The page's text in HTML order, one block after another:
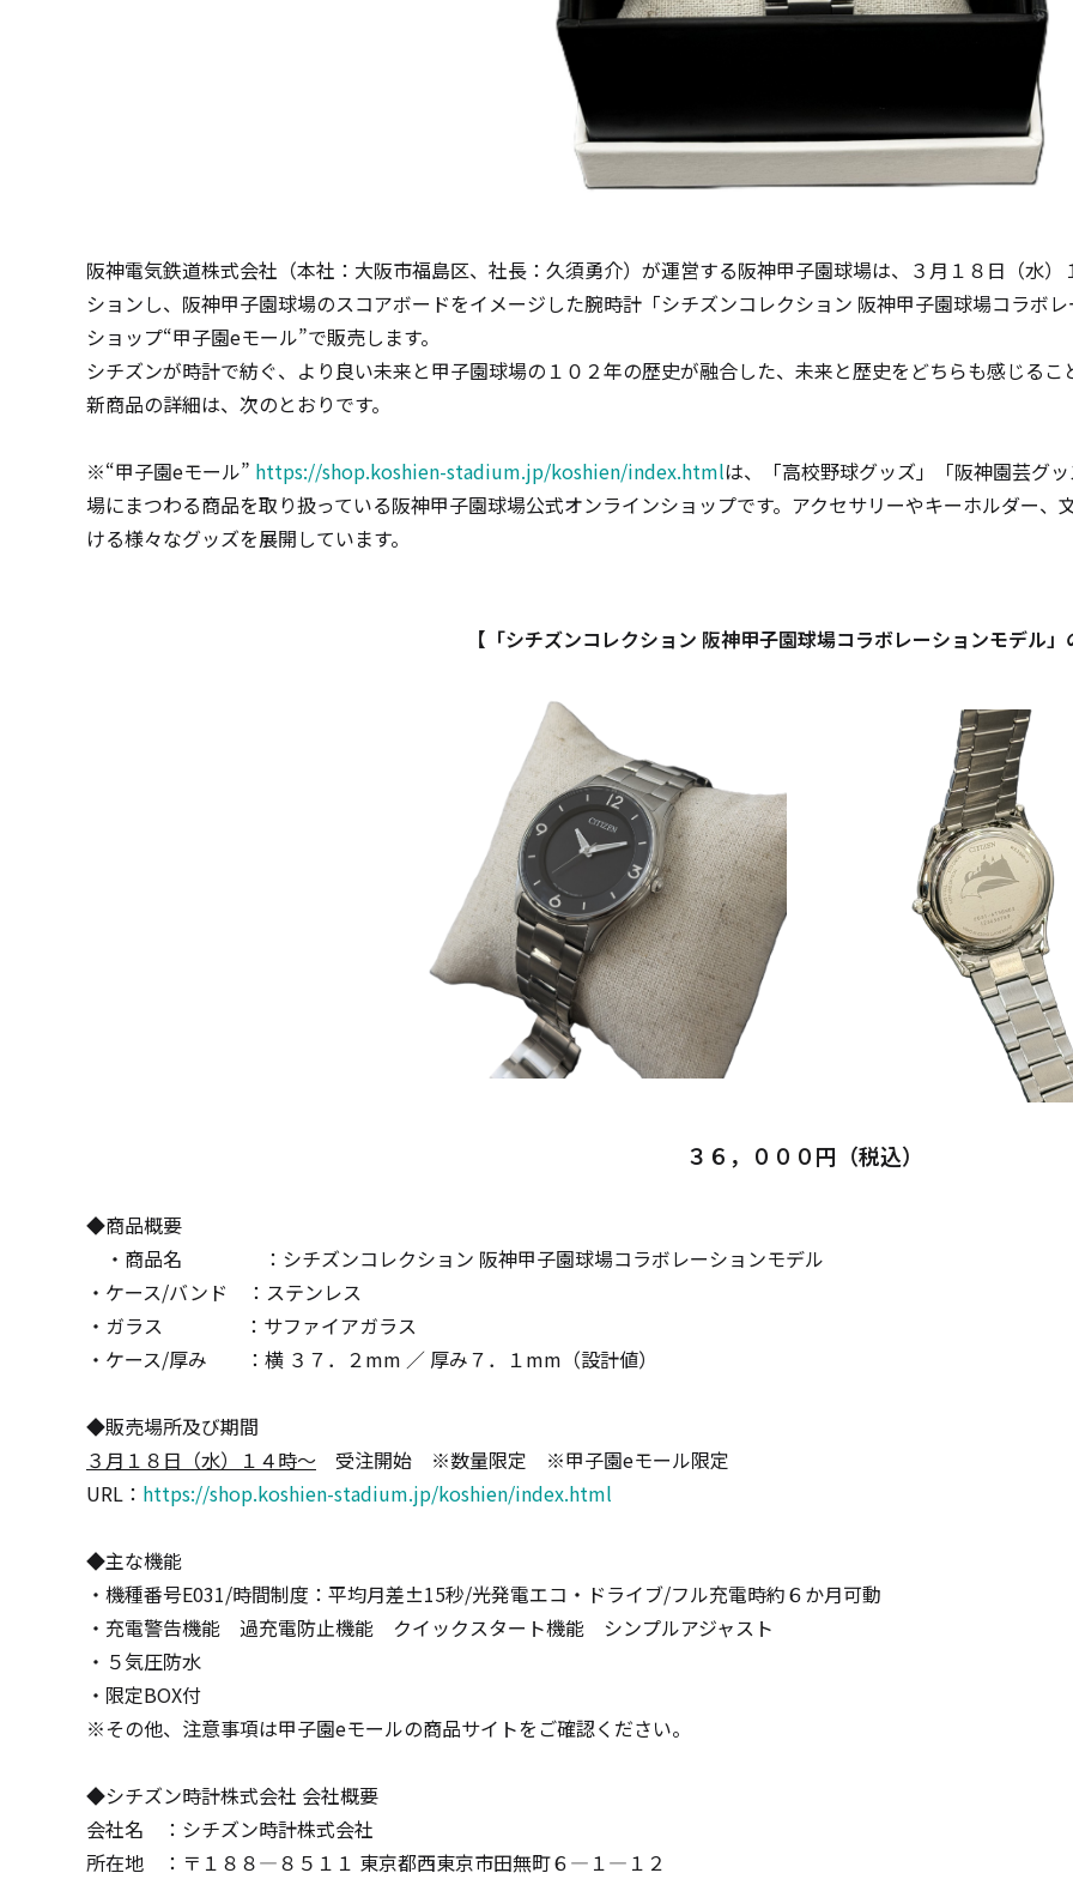
阪神電気鉄道株式会社（本社：大阪市福島区、社長：久須勇介）が運営する阪神甲子園球場は、３月１８日（水
ションし、阪神甲子園球場のスコアボードをイメージした腕時計「シチズンコレクション 阪神甲子園球場コラボ
ショップ“甲子園eモール”で販売します。
シチズンが時計で紡ぐ、より良い未来と甲子園球場の１０２年の歴史が融合した、未来と歴史をどちらも感じるこ
新商品の詳細は、次のとおりです。
※“甲子園eモール” https://shop.koshien-stadium.jp/koshien/index.htmlは、「高校野球グッズ」「阪神園芸グ
場にまつわる商品を取り扱っている阪神甲子園球場公式オンラインショップです。アクセサリーやキーホルダー
ける様々なグッズを展開しています。
【「シチズンコレクション 阪神甲子園球場コラボレーションモデル
３６，０００円（税込）
◆商品概要
・商品名 ：シチズンコレクション 阪神甲子園球場コラボレーションモデル
・ケース/バンド ：ステンレス
・ガラス ：サファイアガラス
・ケース/厚み ：横 ３７．２mm ／ 厚み７．１mm （設計値）
◆販売場所及び期間
３月１８日（水）１４時～ 受注開始 ※数量限定 ※甲子園eモール限定
URL： https://shop.koshien-stadium.jp/koshien/index.html
◆主な機能
・機種番号E031/時間制度：平均月差±15秒/光発電エコ・ドライブ/フル充電時約６か月可動
・充電警告機能 過充電防止機能 クイックスタート機能 シンプルアジャスト
・５気圧防水
・限定BOX付
※その他、注意事項は甲子園eモールの商品サイトをご確認ください。
◆シチズン時計株式会社 会社概要
会社名 ：シチズン時計株式会社
所在地 ：〒１８８―８５１１ 東京都西東京市田無町６―１―１２